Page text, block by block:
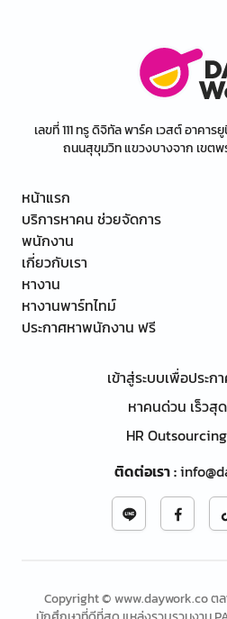
เลขที่ 111 ทรู ดิจิทัล พาร์ค เวสต์ อาคา
ถนนสุขุมวิท แขวงบางจาก เขตพ
หน้าแรก
บริการหาคน ช่วยจัดการ
พนักงาน
เกี่ยวกับเรา
หางาน
หางานพาร์ทไทม์
ประกาศหาพนักงาน ฟรี
เข้าสู่ระบบเพื่อประก
หาคนด่วน เร็วสุ
HR
ติดต่อเรา:
Copyright © www.daywork.co ตล